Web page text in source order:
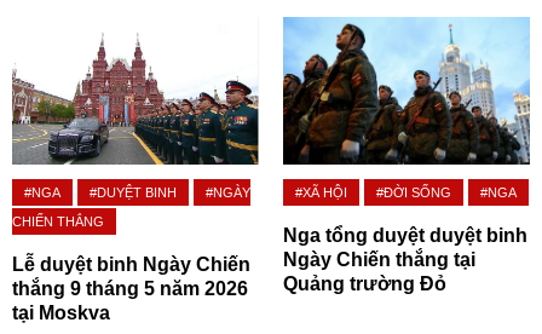
#NGA #DUYỆT BINH
#NGÀY
CHIẾN THẮNG
Lễ duyệt binh Ngày Chiến
thắng 9 tháng 5 năm 2026
tại Moskva
#XÃ HỘI #ĐỜI SỐNG #NGA
Nga tổng duyệt duyệt binh
Ngày Chiến thắng tại
Quảng trường Đỏ